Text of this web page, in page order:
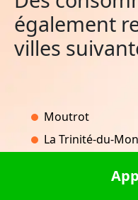
également
villes
Moutrot
La Trinité-du-
Comblanchien